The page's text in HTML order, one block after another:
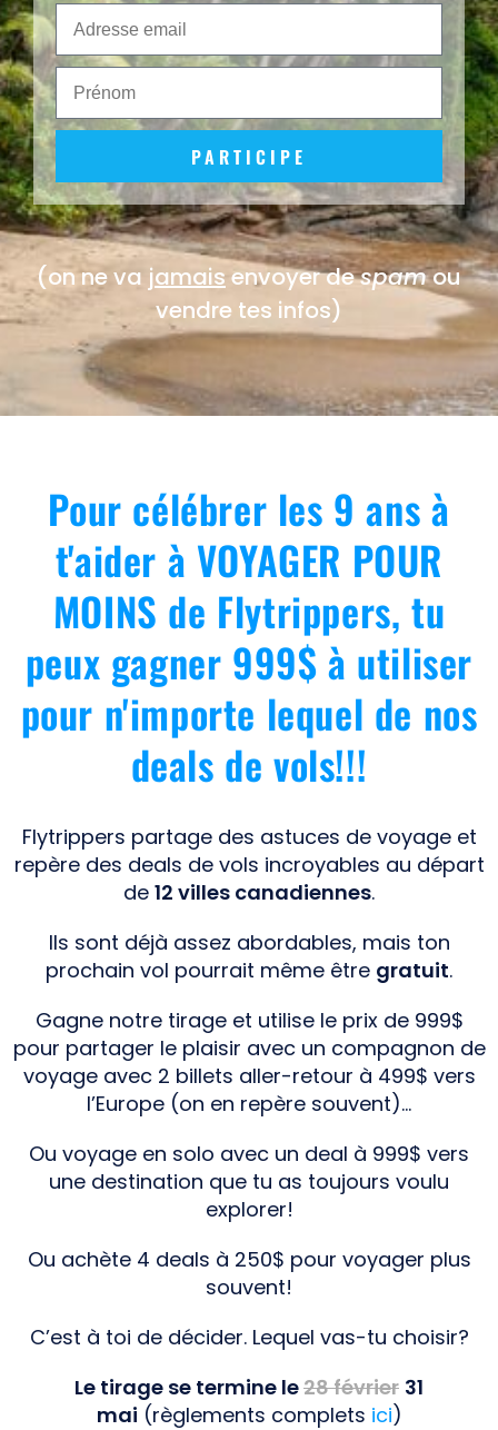
PARTICIPE
(on ne va jamais envoyer despamou
vendre tes infos)
Pour célébrer les 9 ans à
t'aider à VOYAGER POUR
MOINS de Flytrippers, tu
peux gagner 999$ à utiliser
pour n'importe lequel de nos
deals de vols!!!
Flytrippers partage des astuces de voyage et
repère des deals de vols incroyables au départ
de 12 villes canadiennes.
Ils sont déjà assez abordables, mais ton
prochain vol pourrait même être gratuit.
Gagne notre tirage et utilise le prix de 999$
pour partager le plaisir avec un compagnon de
voyage avec 2 billets aller-retour à 499$ vers
l’Europe (on en repère souvent)…
Ou voyage en solo avec un deal à 999$ vers
une destination que tu as toujours voulu
explorer!
Ou achète 4 deals à 250$ pour voyager plus
souvent!
C’est à toi de décider. Lequel vas-tu choisir?
Le tirage se termine le28 février 31
mai (règlements complets ici)